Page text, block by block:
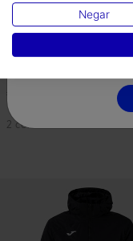
2 cores
Negar